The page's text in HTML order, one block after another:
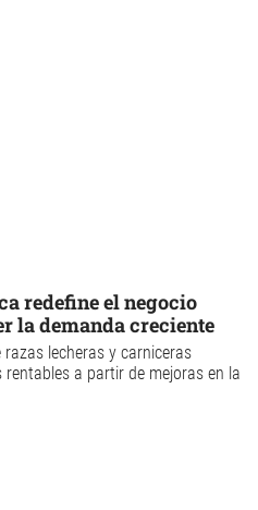
redefine el negocio
la demanda creciente
razas lecheras y carniceras
a partir de mejoras en la